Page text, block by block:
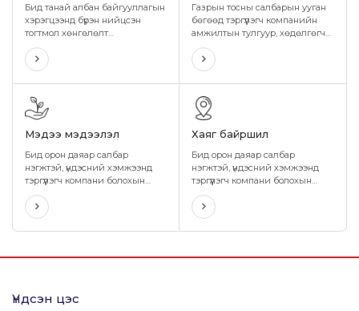
Бид танай албан байгууллагын
хэрэгцээнд бүрэн нийцсэн
тогтмол хөнгөлөлт
урамшуулалтай, хэрэглэхэд
хялбар, өндөр нууцлал бүхий
шатахууны хэрэглээний
картыг санал болгож байна.
Газрын тосны салбарын ууган
бөгөөд тэргүүлэгч компанийн
амжилтын тулгуур, хөдөлгөгч
хүч болсон ажилтнууддаа бид
ижил тэгш боломж олгож,
өөрийгөө нээх, хөгжүүлэх,
хамтдаа өсөн дэвших,
боломжийг бүрдүүлсээр ирсэн.
Мэдээ мэдээлэл
Бид орон даяар салбар
нэгжтэй, үндэсний хэмжээнд
тэргүүлэгч компани болохын
хувьд бүх аймаг, сум суурин бүрт
байрших өөрийн салбар,
нэгжээр дамжуулан иргэд,
хэрэглэгчиддээ чанартай
хүргэн ажиллаж байна.
Хаяг байршил
Бид орон даяар салбар
нэгжтэй, үндэсний хэмжээнд
тэргүүлэгч компани болохын
хувьд бүх аймаг, сум суурин бүрт
байрших өөрийн салбар,
нэгжээр дамжуулан иргэд,
хэрэглэгчиддээ чанартай
хүргэн ажиллаж байна.
Үндсэн цэс